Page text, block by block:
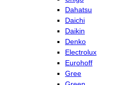
Dahatsu
Daichi
Daikin
Denko
Electrolux
Eurohoff
Gree